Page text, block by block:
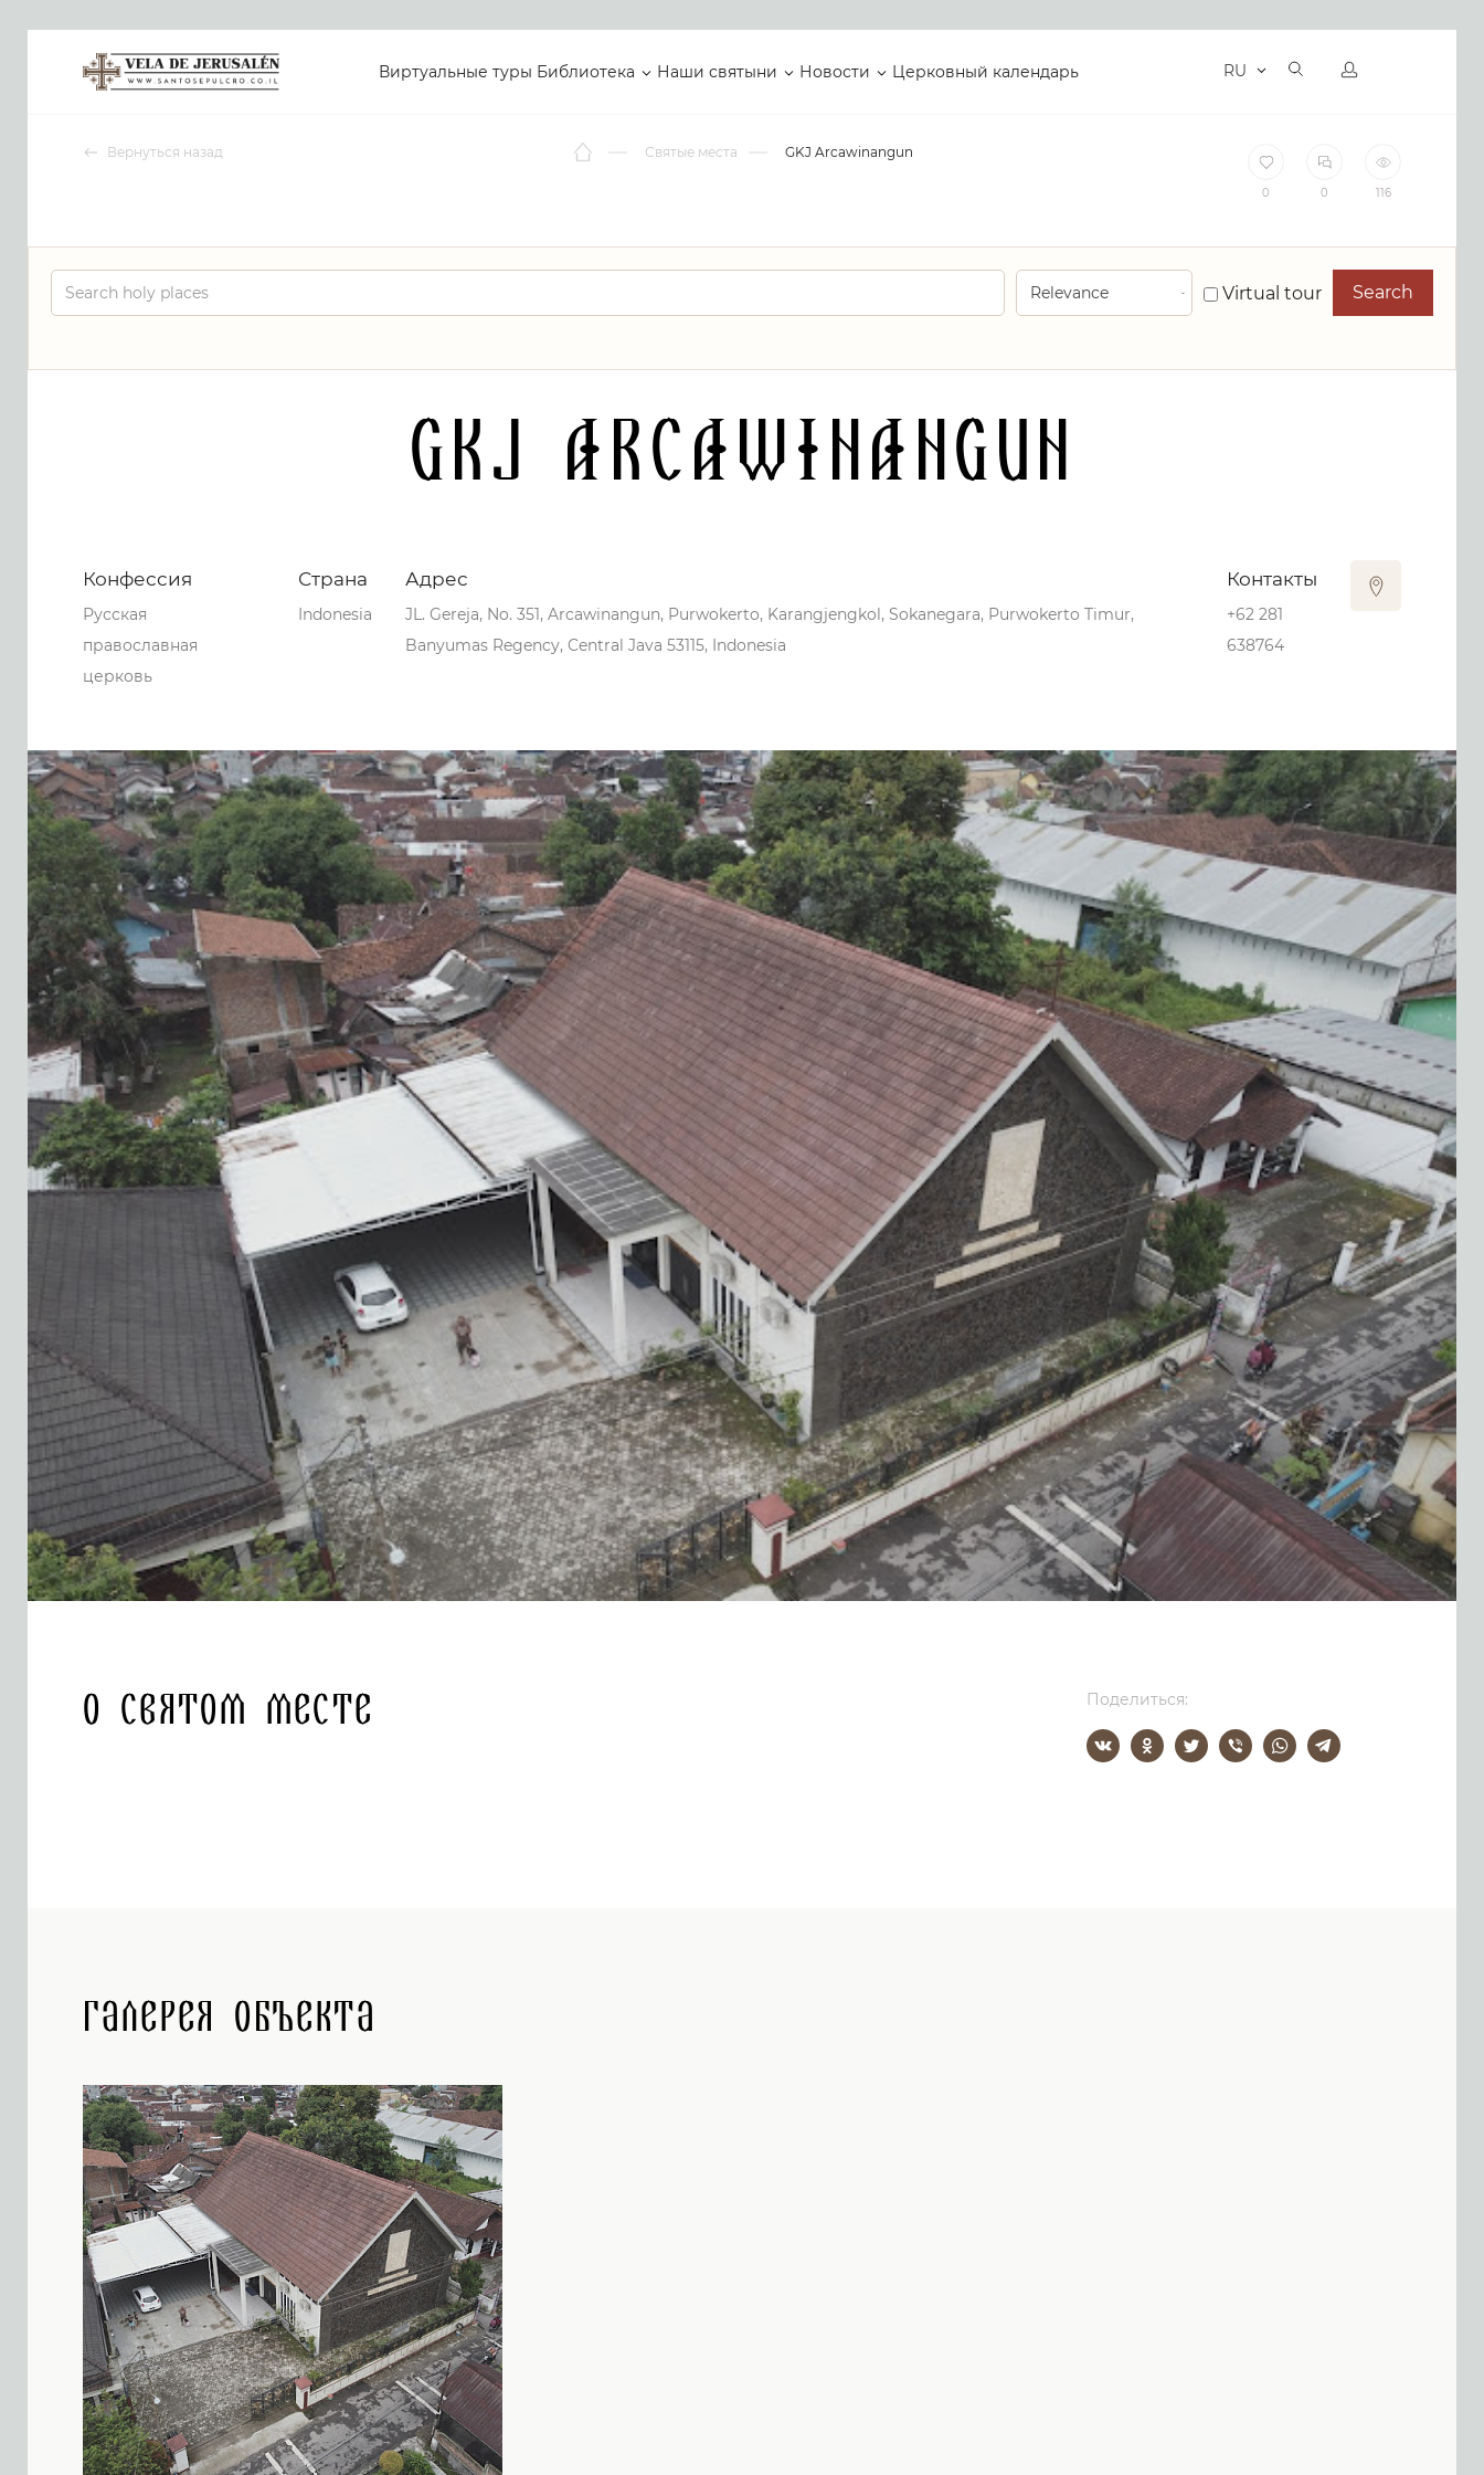
Виртуальные туры Библиотека Наши святыни Новости Церковный календарь RU
Вернуться назад Святые места GKJ Arcawinangun
0 0 116
Virtual tour Search
GKJ Arcawinangun
Конфессия
Русская
православная
церковь
Страна
Indonesia
Адрес
JL. Gereja, No. 351, Arcawinangun, Purwokerto, Karangjengkol, Sokanegara, Purwokerto Timur,
Banyumas Regency, Central Java 53115, Indonesia
Контакты
+62 281
638764
0 0 0 116
О святом месте Поделиться:
Галерея объекта